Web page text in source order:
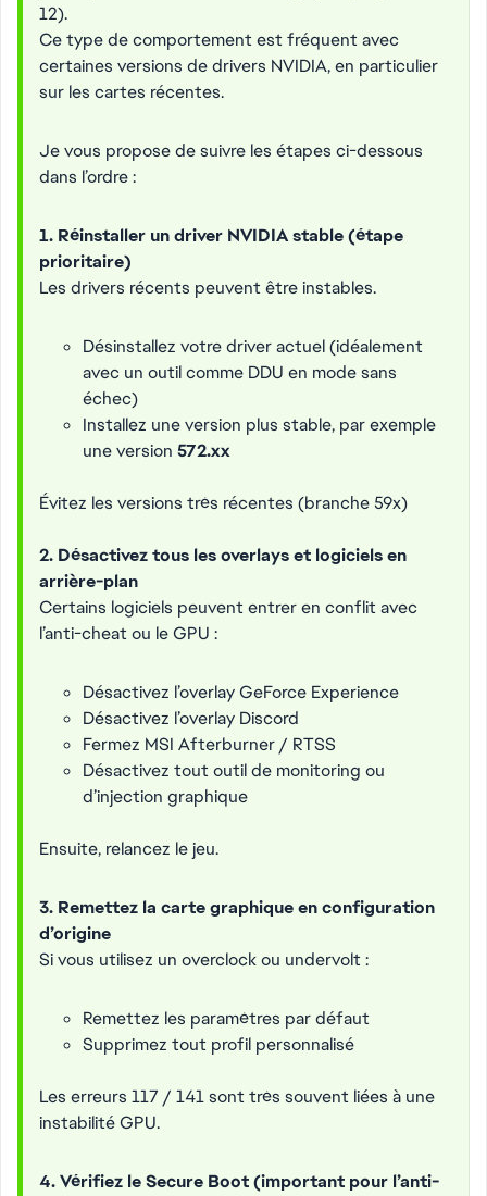
12).
Ce type de comportement est fréquent avec
certaines versions de drivers NVIDIA, en particulier
sur les cartes récentes.
Je vous propose de suivre les étapes ci-dessous
dans l’ordre :
1. Réinstaller un driver NVIDIA stable (étape
prioritaire)
Les drivers récents peuvent être instables.
Désinstallez votre driver actuel (idéalement
avec un outil comme DDU en mode sans
échec)
Installez une version plus stable, par exemple
une version 572.xx
Évitez les versions très récentes (branche 59x)
2. Désactivez tous les overlays et logiciels en
arrière-plan
Certains logiciels peuvent entrer en conflit avec
l’anti-cheat ou le GPU :
Désactivez l’overlay GeForce Experience
Désactivez l’overlay Discord
Fermez MSI Afterburner / RTSS
Désactivez tout outil de monitoring ou
d’injection graphique
Ensuite, relancez le jeu.
3. Remettez la carte graphique en configuration
d’origine
Si vous utilisez un overclock ou undervolt :
Remettez les paramètres par défaut
Supprimez tout profil personnalisé
Les erreurs 117 / 141 sont très souvent liées à une
instabilité GPU.
4. Vérifiez le Secure Boot (important pour l’anti-